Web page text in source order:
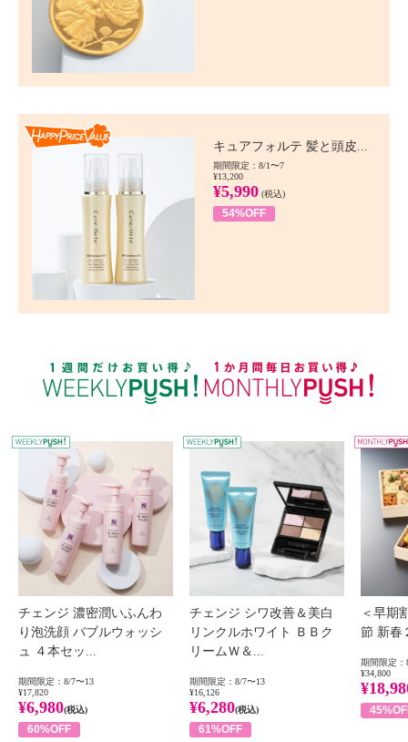
キュアフォルテ 髪と頭皮...
期間限定：8/1〜7
¥13,200
¥5,990 (税込)
54%OFF
WEEKLY PUSH
チェンジ 濃密潤いふんわ
り泡洗顔 バブルウォッシ
ュ ４本セッ...
期間限定：8/7〜13
¥17,820
¥6,980(税込)
60%OFF
チェンジ シワ改善＆美白
リンクルホワイト ＢＢク
リームＷ＆...
期間限定：8/7〜13
¥16,126
¥6,280(税込)
61%OFF
＜早期
節 新春
期間限定：
¥34,800